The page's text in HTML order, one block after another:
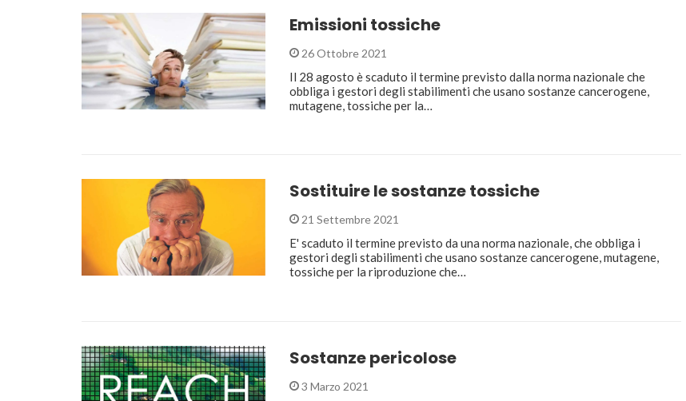
Emissioni tossiche
26 Ottobre 2021
Il 28 agosto è scaduto il termine previsto dalla norma nazionale che
obbliga i gestori degli stabilimenti che usano sostanze cancerogene,
mutagene, tossiche per la…
Sostituire le sostanze tossiche
21 Settembre 2021
E' scaduto il termine previsto da una norma nazionale, che obbliga i
gestori degli stabilimenti che usano sostanze cancerogene, mutagene,
tossiche per la riproduzione che…
Sostanze pericolose
3 Marzo 2021